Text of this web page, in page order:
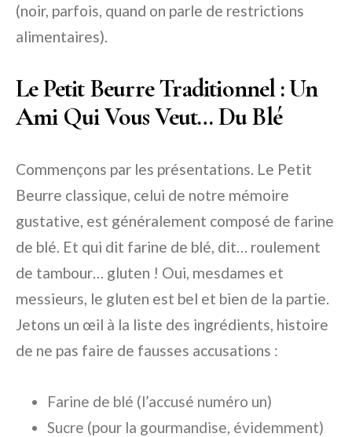
(noir, parfois, quand on parle de restrictions
alimentaires).
Le Petit Beurre Traditionnel : Un
Ami Qui Vous Veut… Du Blé
Commençons par les présentations. Le Petit
Beurre classique, celui de notre mémoire
gustative, est généralement composé de farine
de blé. Et qui dit farine de blé, dit… roulement
de tambour… gluten ! Oui, mesdames et
messieurs, le gluten est bel et bien de la partie.
Jetons un œil à la liste des ingrédients, histoire
de ne pas faire de fausses accusations :
Farine de blé (l’accusé numéro un)
Sucre (pour la gourmandise, évidemment)